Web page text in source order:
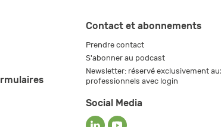
Contact et abonnements
Prendre contact
S'abonner au podcast
Newsletter: réservé exclusivement
professionnels avec login
Social Media